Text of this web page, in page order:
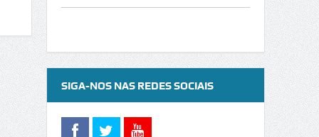
SIGA-NOS NAS REDES SOCIAIS